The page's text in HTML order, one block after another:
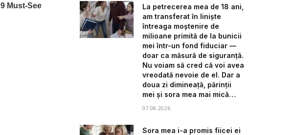
La petrecerea mea de 18 ani,
am transferat în liniște
întreaga moștenire de
milioane primită de la bunicii
mei într-un fond fiduciar —
doar ca măsură de siguranță.
Nu voiam să cred că voi avea
vreodată nevoie de el. Dar a
doua zi dimineață, părinții
mei și sora mea mai mică…
07.08.2026
Sora mea i-a promis fiicei ei